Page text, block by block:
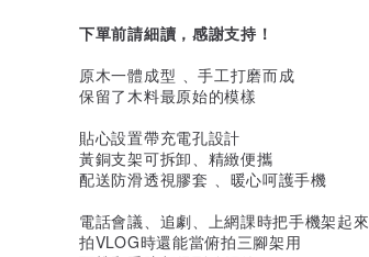
下單前請細讀，感謝支持！
原木一體成型 、手工打磨而成
保留了木料最原始的模樣
貼心設置帶充電孔設計
黃銅支架可拆卸、精緻便攜
配送防滑透視膠套 、暖心呵護手機
電話會議、追劇、上網課時把手機架起來
拍VLOG時還能當俯拍三腳架用